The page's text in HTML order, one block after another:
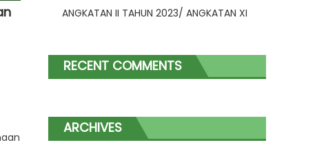
ANGKATAN II TAHUN 2023/ ANGKATAN XI
RECENT COMMENTS
ARCHIVES